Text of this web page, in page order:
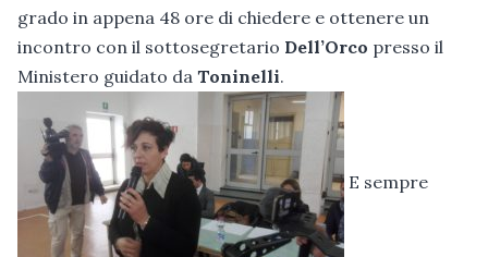
grado in appena 48 ore di chiedere e ottenere un
incontro con il sottosegretario Dell’Orco presso il
Ministero guidato da Toninelli.
E sempre